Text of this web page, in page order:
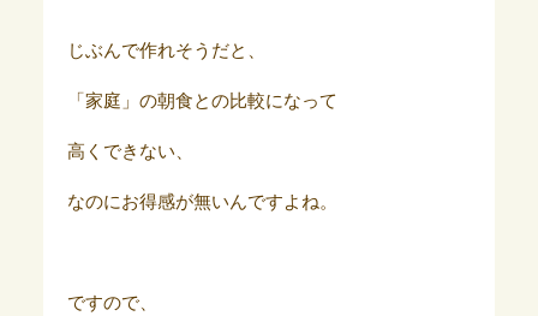
じぶんで作れそうだと、
「家庭」の朝食との比較になって
高くできない、
なのにお得感が無いんですよね。
ですので、